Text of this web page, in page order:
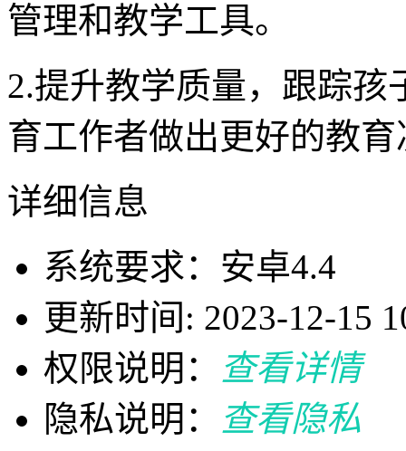
管理和教学工具。
2.提升教学质量，跟踪
育工作者做出更好的教育
详细信息
系统要求：安卓4.4
更新时间: 2023-12-15
权限说明：
查看详情
隐私说明：
查看隐私